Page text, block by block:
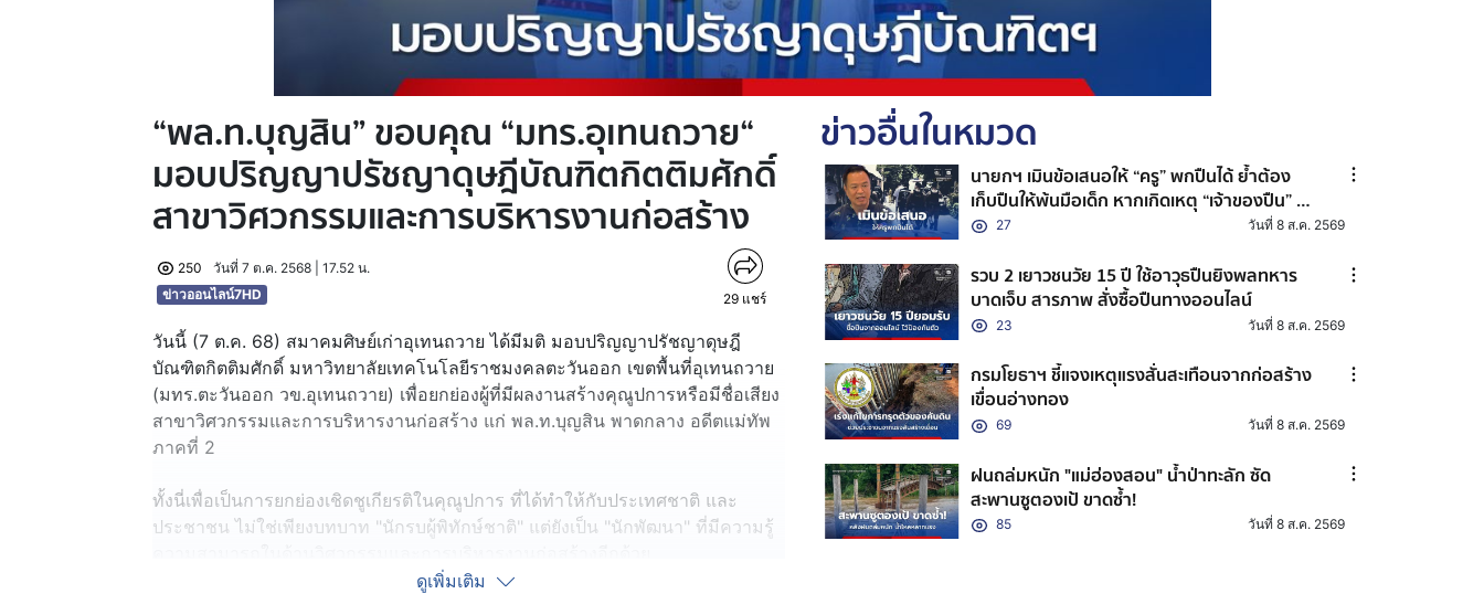
“พล.ท.บุญสิน” ขอบคุณ “มทร.อุเทนถวาย“
มอบปริญญาปรัชญาดุษฎีบัณฑิตกิตติมศักดิ์
สาขาวิศวกรรมและการบริหารงานก่อสร้าง
250
วันที่ 7 ต.ค. 2568 | 17.52 น.
ข่าวออนไลน์7HD
29 แชร์
วันนี้ (7 ต.ค. 68) สมาคมศิษย์เก่าอุเทนถวาย ได้มีมติ มอบปริญญาปรัชญาดุษฎี
บัณฑิตกิตติมศักดิ์ มหาวิทยาลัยเทคโนโลยีราชมงคลตะวันออก เขตพื้นที่อุเทนถวาย
(มทร.ตะวันออก วข.อุเทนถวาย) เพื่อยกย่องผู้ที่มีผลงานสร้างคุณูปการหรือมีชื่อเสียง
สาขาวิศวกรรมและการบริหารงานก่อสร้าง แก่ พล.ท.บุญสิน พาดกลาง อดีตแม่ทัพ
ภาคที่ 2
ทั้งนี่เพื่อเป็นการยกย่องเชิดชูเกียรติในคุณูปการ ที่ได้ทำให้กับประเทศชาติ และ
ประชาชน ไม่ใช่เพียงบทบาท "นักรบผู้พิทักษ์ชาติ" แต่ยังเป็น "นักพัฒนา" ที่มีความรู้
ดูเพิ่มเติม
ข่าวอื่นในหมวด
นายกฯ เมินข้อเสนอให้ “ครู” พกปืนได้ ย้ำต้อง
เก็บปืนให้พ้นมือเด็ก หากเกิดเหตุ “เจ้าของปืน” จะ
กลายเป็นผู้ต้องหาร่วม
27 วันที่ 8 ส.ค. 2569
รวบ 2 เยาวชนวัย 15 ปี ใช้อาวุธปืนยิงพลทหาร
บาดเจ็บ สารภาพ สั่งซื้อปืนทางออนไลน์
23 วันที่ 8 ส.ค. 2569
กรมโยธาฯ ชี้แจงเหตุแรงสั่นสะเทือนจากก่อสร้าง
เขื่อนอ่างทอง
69 วันที่ 8 ส.ค. 2569
ฝนถล่มหนัก "แม่ฮ่องสอน" น้ำป่าทะลัก ซัด
สะพานซูตองเป้ ขาดซ้ำ!
85 วันที่ 8 ส.ค. 2569